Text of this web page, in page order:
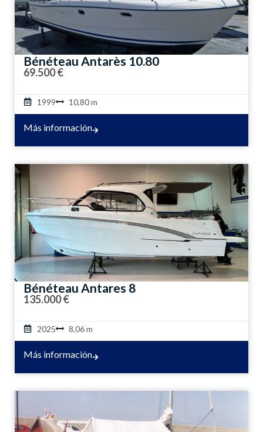
Bénéteau Antarès 10.80
69.500 €
1999 10,80 m
Más información
Bénéteau Antares 8
135.000 €
2025 8,06 m
Más información